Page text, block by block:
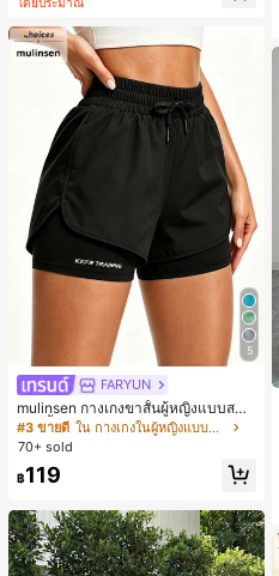
จำวัน, กลางแจ้ง, ช้อปปิ้ง, การเดินทาง
เสื้อผ้ากลางแจ้ง
5
FARYUN
mulinsen กางเกงขาสั้นผู้หญิงแบบสบา
ยๆ สีพื้น หลวม อเนกประสงค์ กางเกงขา
สั้นกีฬา 2-In-1 สำหรับวิ่ง ฟิตเนส และก
#3 ขายดี
ใน กางเกงในผู้หญิงแบบแอคทีฟ
70+ sold
฿119